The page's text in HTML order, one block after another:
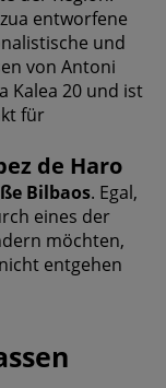
entworfene
und
von Antoni
Kalea 20 und ist
für
de Haro
Bilbaos. Egal,
eines der
möchten,
entgehen